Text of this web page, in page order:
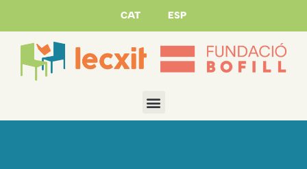
CAT ESP